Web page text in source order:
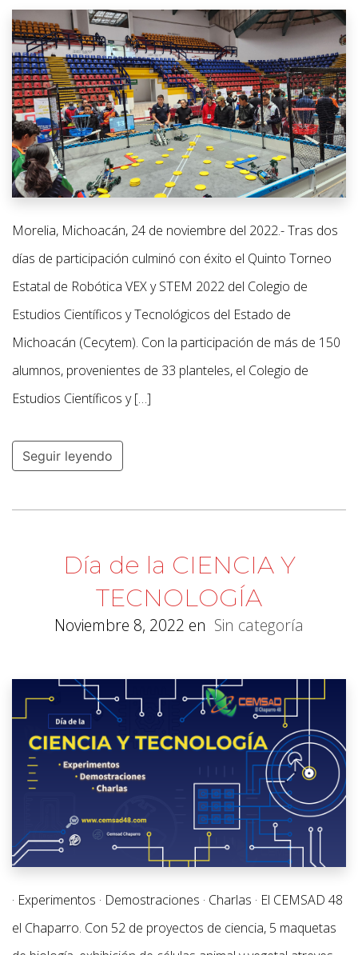
Morelia, Michoacán, 24 de noviembre del 2022.- Tras dos
días de participación culminó con éxito el Quinto Torneo
Estatal de Robótica VEX y STEM 2022 del Colegio de
Estudios Científicos y Tecnológicos del Estado de
Michoacán (Cecytem). Con la participación de más de 150
alumnos, provenientes de 33 planteles, el Colegio de
Estudios Científicos y […]
Seguir leyendo
Día de la CIENCIA Y
TECNOLOGÍA
Noviembre 8, 2022 en Sin categoría
· Experimentos · Demostraciones · Charlas · El CEMSAD 48
el Chaparro. Con 52 de proyectos de ciencia, 5 maquetas